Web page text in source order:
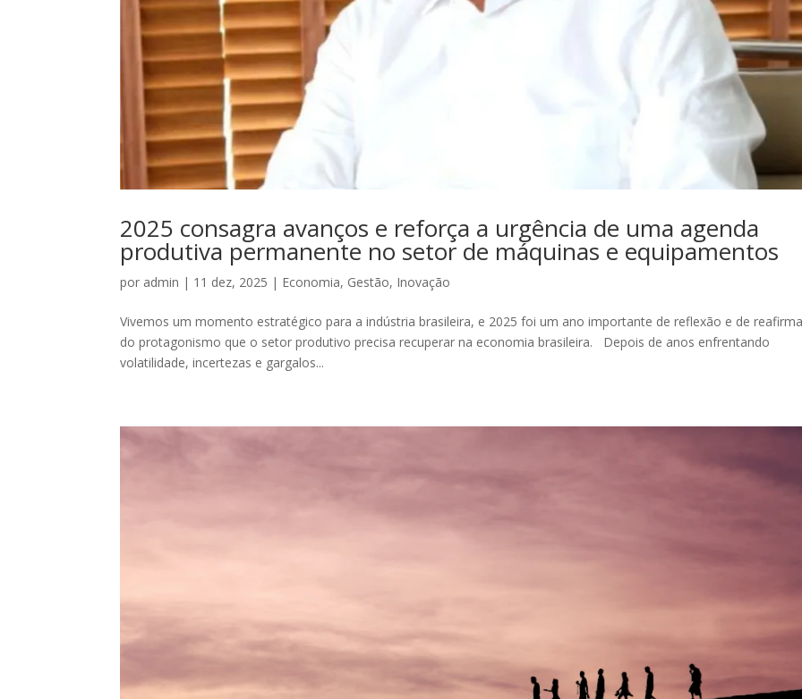
2025 consagra avanços e reforça a urgência de uma agenda
produtiva permanente no setor de máquinas e equipamentos
por admin | 11 dez, 2025 | Economia, Gestão, Inovação
Vivemos um momento estratégico para a indústria brasileira, e 2025 foi um ano importante de reflexão e de
do protagonismo que o setor produtivo precisa recuperar na economia brasileira. Depois de anos enfrentando
volatilidade, incertezas e gargalos...